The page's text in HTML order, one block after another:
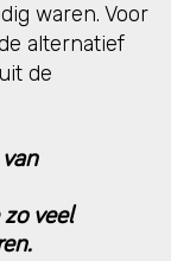
waren. Voor
alternatief
de
veel